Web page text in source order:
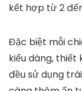
kết hợp từ 2
Đặc biệt mỗi
kiểu dáng,
đều sử dụng